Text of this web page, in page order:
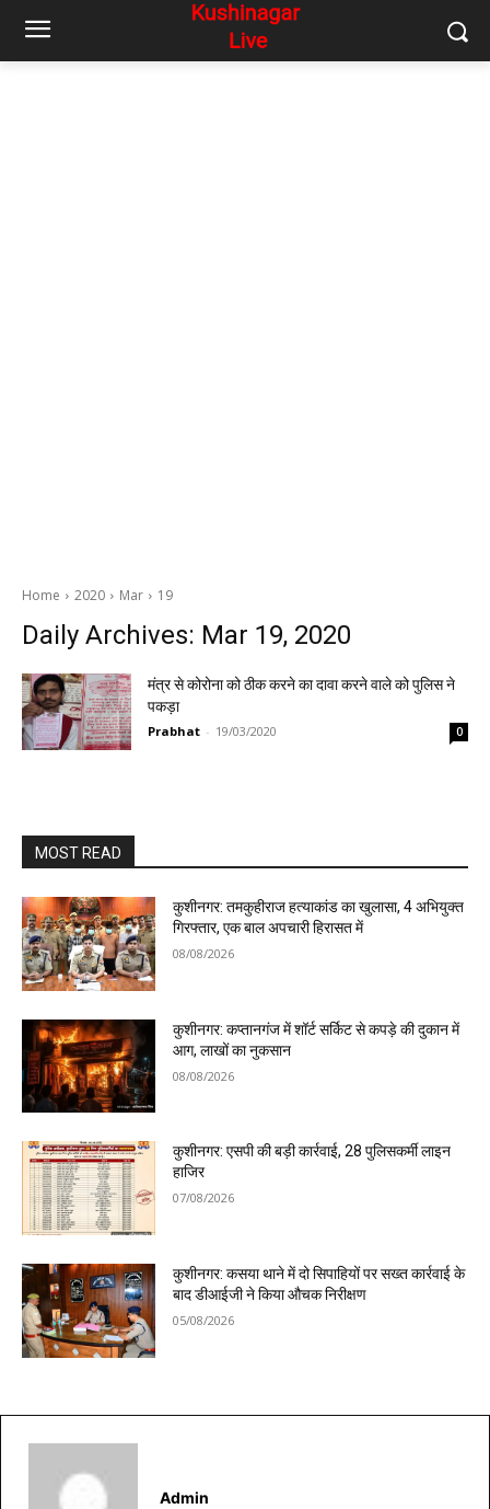
Home 2020 Mar 19
Daily Archives: Mar 19, 2020
मंत्र से कोरोना को ठीक करने का दावा करने वाले को पुलिस ने
पकड़ा
Prabhat - 19/03/2020 0
MOST READ
कुशीनगर: तमकुहीराज हत्याकांड का खुलासा, 4 अभियुक्त
गिरफ्तार, एक बाल अपचारी हिरासत में
08/08/2026
कुशीनगर: कप्तानगंज में शॉर्ट सर्किट से कपड़े की दुकान में
आग, लाखों का नुकसान
08/08/2026
कुशीनगर: एसपी की बड़ी कार्रवाई, 28 पुलिसकर्मी लाइन
हाजिर
07/08/2026
कुशीनगर: कसया थाने में दो सिपाहियों पर सख्त कार्रवाई के
बाद डीआईजी ने किया औचक निरीक्षण
05/08/2026
Admin